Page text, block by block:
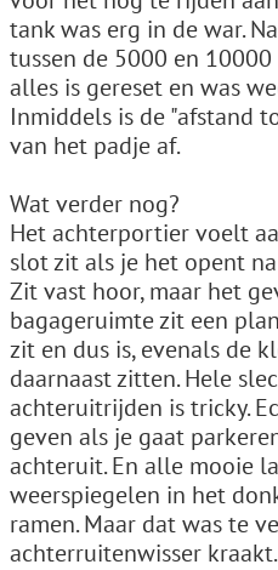
tank was erg in de war.
tussen de 5000 en 10000
alles is gereset en was
Inmiddels is de "afstand
van het padje af.
Wat verder nog?
Het achterportier voelt
slot zit als je het opent
Zit vast hoor, maar het
bagageruimte zit een
zit en dus is, evenals de
daarnaast zitten. Hele
achteruitrijden is tricky.
geven als je gaat
achteruit. En alle mooie
weerspiegelen in het
ramen. Maar dat was te
achterruitenwisser kraakt.